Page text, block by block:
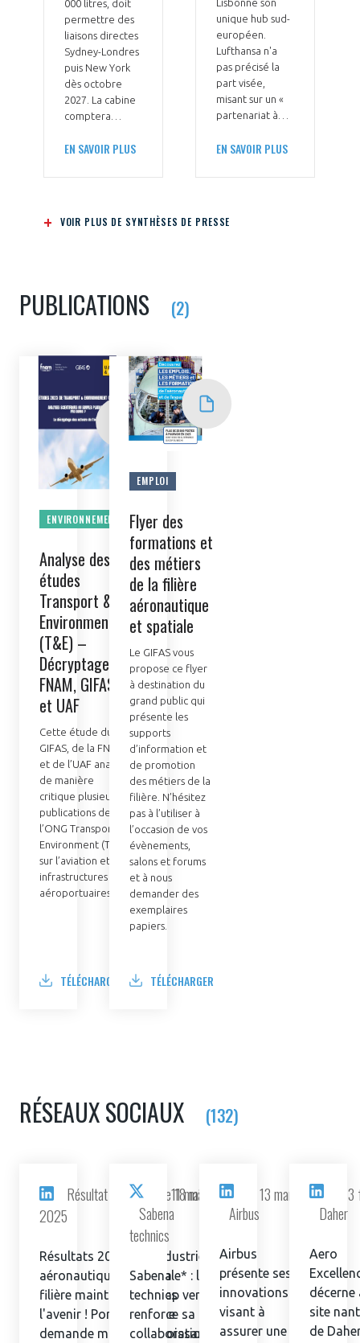
000 litres, doit
permettre des
liaisons directes
Sydney-Londres
puis New York
dès octobre
2027. La cabine
comptera…
EN SAVOIR PLUS
Lisbonne son
unique hub sud-
européen.
Lufthansa n'a
pas précisé la
part visée,
misant sur un «
partenariat à…
EN SAVOIR PLUS
VOIR PLUS DE SYNTHÈSES DE PRESSE
PUBLICATIONS (2)
ENVIRONNEMENT
Analyse des
études
Transport &
Environment
(T&E) –
Décryptage
FNAM, GIFAS
et UAF
Cette étude du
GIFAS, de la FNAM
et de l’UAF analyse
de manière
critique plusieurs
publications de
l’ONG Transport &
Environment (T&E)
sur l’aviation et les
infrastructures
aéroportuaires.
TÉLÉCHARGER
EMPLOI
Flyer des
formations et
des métiers
de la filière
aéronautique
et spatiale
Le GIFAS vous
propose ce flyer
à destination du
grand public qui
présente les
supports
d’information et
de promotion
des métiers de la
filière. N’hésitez
pas à l’utiliser à
l’occasion de vos
évènements,
salons et forums
et à nous
demander des
exemplaires
papiers.
TÉLÉCHARGER
RÉSEAUX SOCIAUX (132)
Résultat annuel filière
2025
11 mai 2026
Résultats 2025 de l’industrie
aéronautique et spatiale* : la
filière maintient son cap vers
l'avenir ! Portée par une
demande mondiale croissante,
Sabena
technics
18 mars 2026
Sabena
technics
renforce sa
collaboration
Airbus
13 mars 2026
Airbus
présente ses
innovations
visant à
assurer une
Daher
3
Aero
décerne
site
de